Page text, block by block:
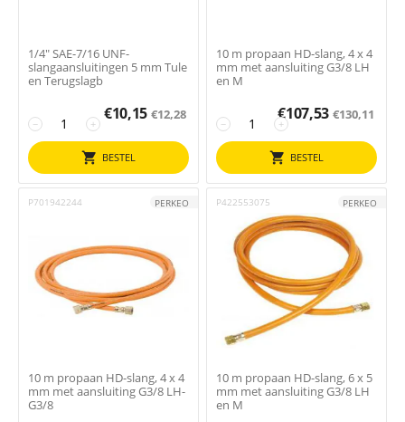
1/4" SAE-7/16 UNF-
slangaansluitingen 5 mm Tule
en Terugslagb
+
−
€10,15 €12,28
BESTEL
10 m propaan HD-slang, 4 x 4
mm met aansluiting G3/8 LH
en M
+
−
€107,53 €130,11
BESTEL
P701942244 PERKEO
10 m propaan HD-slang, 4 x 4
mm met aansluiting G3/8 LH-
G3/8
P422553075 PERKEO
10 m propaan HD-slang, 6 x 5
mm met aansluiting G3/8 LH
en M